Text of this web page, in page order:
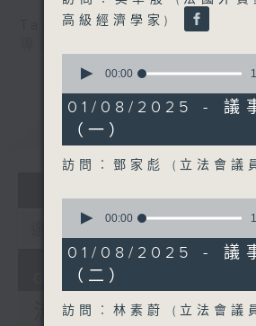
中暑,工作暑熱警告
重溫
07/08/2026
流動圖書館使用人
高級經濟學家)
seconds
10
minutes,
41
seconds
00:00
01/08/2025 - 議
（一）
訪問︰鄧家彪 (立法會議
seconds
10
minutes,
30
seconds
00:00
01/08/2025 - 議
（二）
訪問︰林素蔚 (立法會議